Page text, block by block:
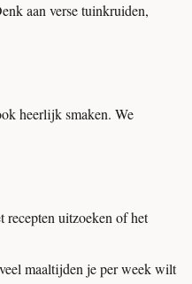
aan verse tuinkruiden,
heerlijk smaken. We
recepten uitzoeken of het
maaltijden je per week wilt